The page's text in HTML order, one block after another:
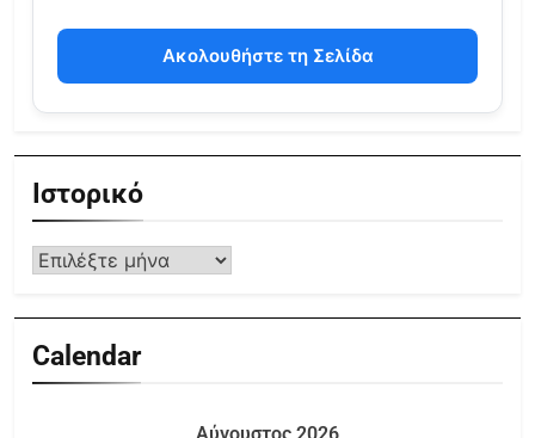
Ακολουθήστε τη Σελίδα
Ιστορικό
Calendar